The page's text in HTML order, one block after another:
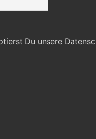
Du unsere